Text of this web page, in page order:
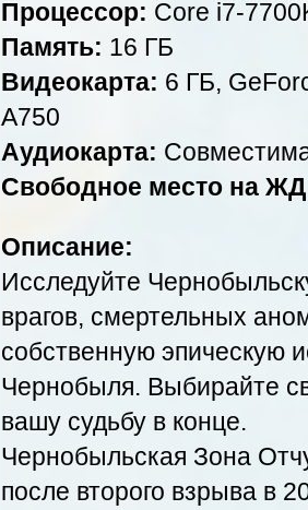
Процессор: Core i7-
Память: 16 ГБ
Видеокарта: 6 ГБ,
A750
Аудиокарта:
Свободное место на ЖД
Описание:
Исследуйте
врагов, смертельных
собственную эпическую
Чернобыля. Выбирайте
вашу судьбу в конце.
Чернобыльская Зона
после второго взрыва в